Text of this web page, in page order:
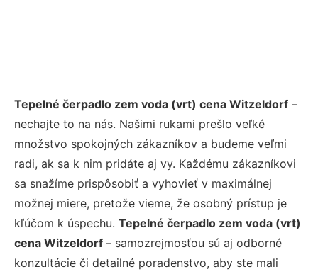
Tepelné čerpadlo zem voda (vrt) cena Witzeldorf –
nechajte to na nás. Našimi rukami prešlo veľké
množstvo spokojných zákazníkov a budeme veľmi
radi, ak sa k nim pridáte aj vy. Každému zákazníkovi
sa snažíme prispôsobiť a vyhovieť v maximálnej
možnej miere, pretože vieme, že osobný prístup je
kľúčom k úspechu. Tepelné čerpadlo zem voda (vrt)
cena Witzeldorf – samozrejmosťou sú aj odborné
konzultácie či detailné poradenstvo, aby ste mali